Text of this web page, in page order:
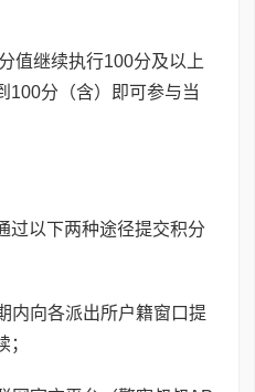
值继续执行100分及以上
100分（含）即可参与当
过以下两种途径提交积分
内向各派出所户籍窗口提